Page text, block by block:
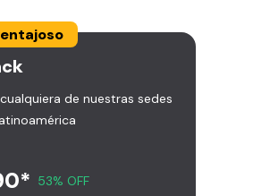
de nuestras sedes
53% OFF